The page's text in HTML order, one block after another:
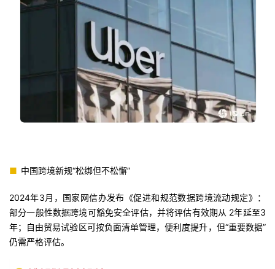
■ 中国跨境新规“松绑但不松懈”
2024年3月，国家网信办发布《促进和规范数据跨境流动规定》：
部分一般性数据跨境可豁免安全评估，并将评估有效期从 2年延至3
年；自由贸易试验区可按负面清单管理，便利度提升，但“重要数据”
仍需严格评估。